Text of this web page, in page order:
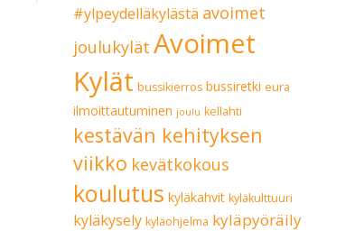
#ylpeydelläkylästä avoimet
joulukylät Avoimet
Kylät bussikierros bussiretki eura
ilmoittautuminen joulu kellahti
kestävän kehityksen
viikko kevätkokous
koulutus kyläkahvit kyläkulttuuri
kyläkysely kyläohjelma kyläpyöräily